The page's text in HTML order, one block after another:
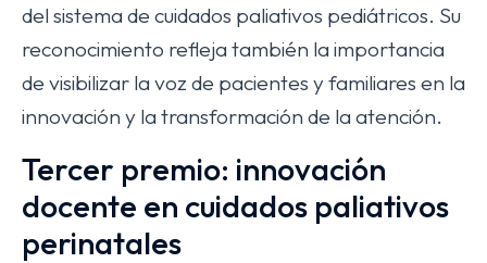
del sistema de cuidados paliativos pediátricos. Su
reconocimiento refleja también la importancia
de visibilizar la voz de pacientes y familiares en la
innovación y la transformación de la atención.
Tercer premio: innovación
docente en cuidados paliativos
perinatales